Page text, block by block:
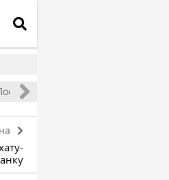
календар